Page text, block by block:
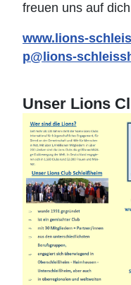
freuen uns auf
www.lions-
p@lions-
Unser